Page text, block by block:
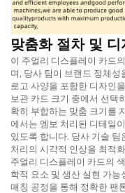
맞춤화 절차 및
이 주얼리 디스플레이 카드
며, 당사 팀이 브랜드 정체
로고 사양을 포함한 디자인
보관 카드 크기 중에서 선택
확히 부합하는 맞춤 크기를
에서는 엠보 처리된 디테일
있도록 합니다. 당사 기술 팀
처리의 시각적 인상을 최적
주얼리 디스플레이 카드의
학적 요소 및 생산 실현 가
매칭 공정을 통해 정확한